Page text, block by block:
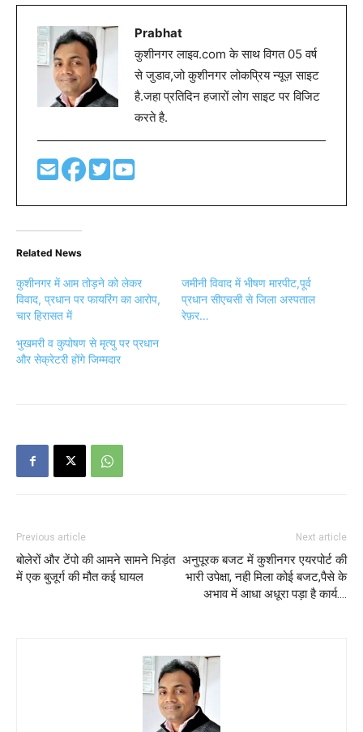
Prabhat
कुशीनगर लाइव.com के साथ विगत 05 वर्ष
से जुडाव,जो कुशीनगर लोकप्रिय न्यूज़ साइट
है.जहा प्रतिदिन हजारों लोग साइट पर विजिट
करते है.
Related News
कुशीनगर में आम तोड़ने को लेकर
विवाद, प्रधान पर फायरिंग का आरोप,
चार हिरासत में
जमीनी विवाद में भीषण मारपीट,पूर्व
प्रधान सीएचसी से जिला अस्पताल
रेफ़र…
भुखमरी व कुपोषण से मृत्यु पर प्रधान
और सेक्रेटरी होंगे जिम्मदार
Previous article
बोलेरों और टेंपो की आमने सामने भिड़ंत
में एक बुजूर्ग की मौत कई घायल
Next article
अनुपूरक बजट में कुशीनगर एयरपोर्ट की
भारी उपेक्षा, नही मिला कोई बजट,पैसे के
अभाव में आधा अधूरा पड़ा है कार्य….